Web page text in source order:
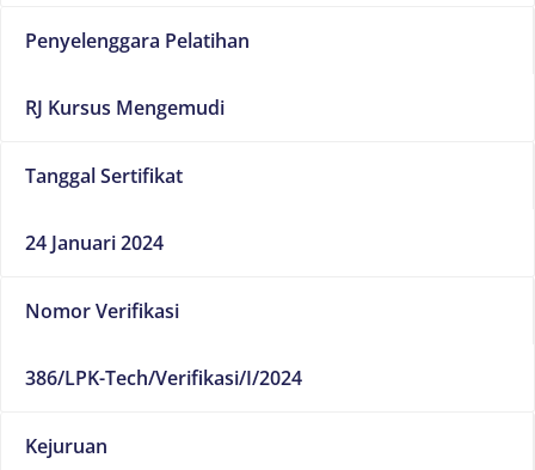
Penyelenggara Pelatihan
RJ Kursus Mengemudi
Tanggal Sertifikat
24 Januari 2024
Nomor Verifikasi
386/LPK-Tech/Verifikasi/I/2024
Kejuruan